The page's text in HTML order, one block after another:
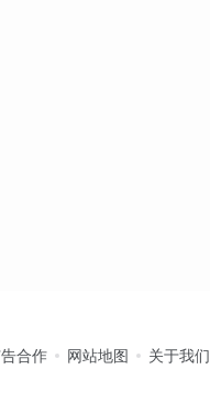
合作 网站地图 关于我们